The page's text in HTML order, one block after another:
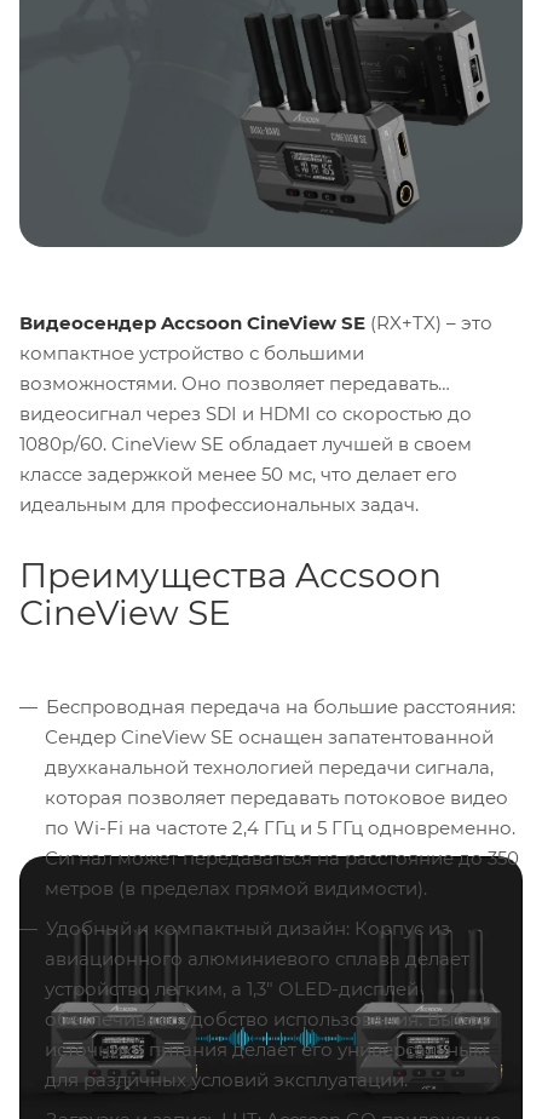
Видеосендер Accsoon CineView SE (RX+TX) – это
компактное устройство с большими
возможностями. Оно позволяет передавать
видеосигнал через SDI и HDMI со скоростью до
1080p/60. CineView SE обладает лучшей в своем
классе задержкой менее 50 мс, что делает его
идеальным для профессиональных задач.
Преимущества Accsoon
CineView SE
Беспроводная передача на большие расстояния:
Сендер CineView SE оснащен запатентованной
двухканальной технологией передачи сигнала,
которая позволяет передавать потоковое видео
по Wi-Fi на частоте 2,4 ГГц и 5 ГГц одновременно.
Сигнал может передаваться на расстояние до 350
метров (в пределах прямой видимости).
Удобный и компактный дизайн: Корпус из
авиационного алюминиевого сплава делает
устройство легким, а 1,3" OLED-дисплей
обеспечивает удобство использования. Выбор
источника питания делает его универсальным
для различных условий эксплуатации.